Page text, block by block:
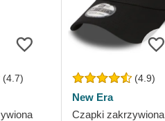
(4.7) (4.9)
New Era
Czapki zakrzywiona